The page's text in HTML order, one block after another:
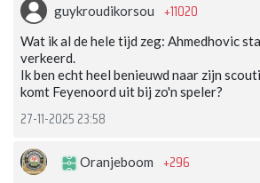
guykroudikorsou +11020
Wat ik al de hele tijd zeg: Ahmedhovic
verkeerd.
Ik ben echt heel benieuwd naar zijn
komt Feyenoord uit bij zo'n speler?
27-11-2025 23:58
Oranjeboom +296